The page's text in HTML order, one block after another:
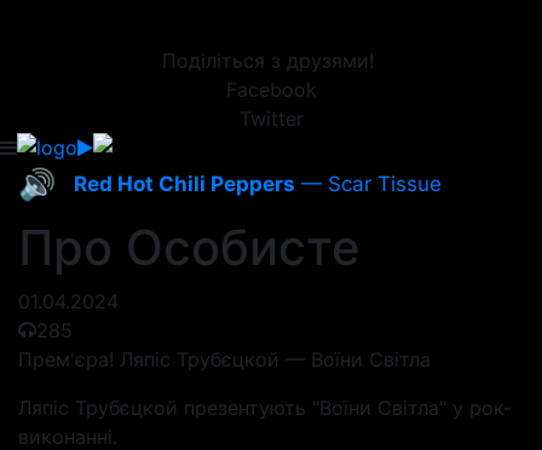
Поділіться з друзями!
Facebook
Twitter
🔊 Red Hot Chili Peppers — Scar Tissue
Про Особисте
01.04.2024
285
Прем'єра! Ляпіс Трубєцкой — Воїни Світла
Ляпіс Трубєцкой презентують "Воїни Світла" у рок-
виконанні.